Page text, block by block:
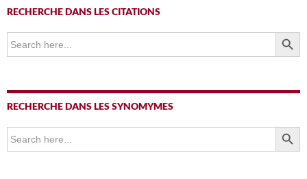
RECHERCHE DANS LES CITATIONS
Search
for:
SEARCH
RECHERCHE DANS LES SYNOMYMES
Search
for:
SEARCH